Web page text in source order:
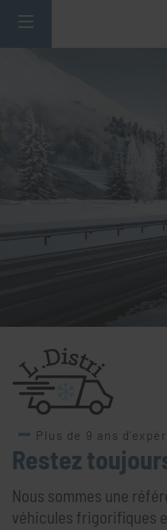
Plus de 9 ans
Restez
Nous sommes une
véhicules frigorifiques